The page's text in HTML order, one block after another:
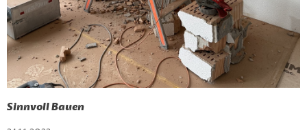
Sinnvoll Bauen